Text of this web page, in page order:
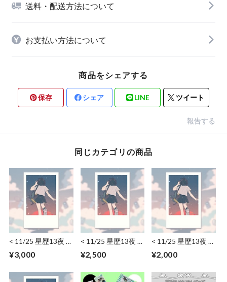
送料・配送方法について
お支払い方法について
商品をシェアする
保存 シェア LINE ツイート
報告する
同じカテゴリの商品
< 11/25 星歴13夜 >
付・サイン･コメン
¥3,000
< 11/25 星歴13夜 >
付・サイン）
¥2,500
< 11/25 星歴13夜 >
サイン・コメント）
¥2,000